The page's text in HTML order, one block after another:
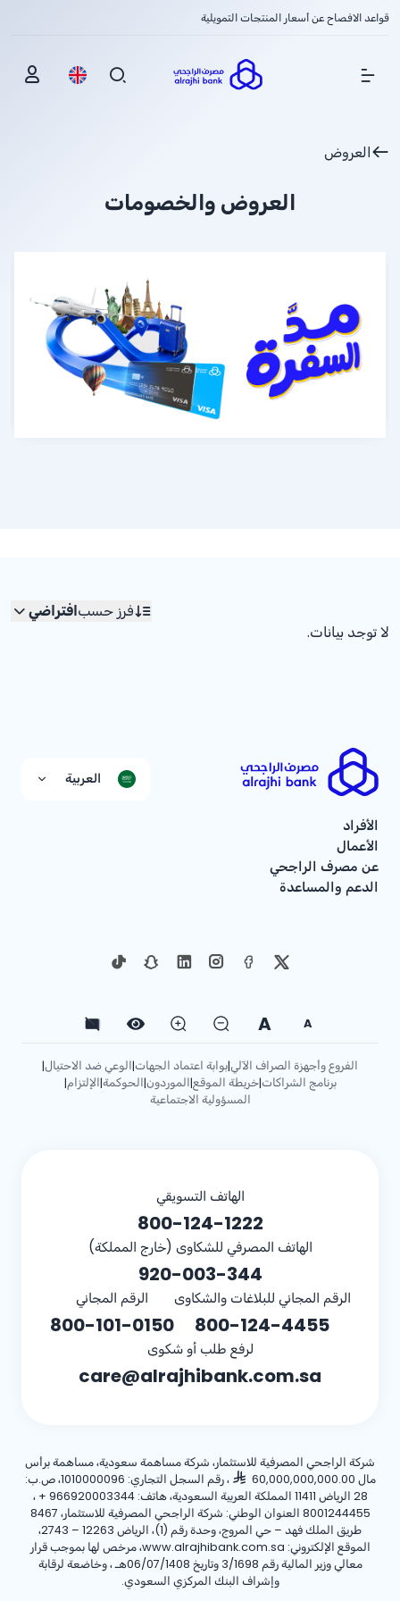
قواعد الافصاح عن أسعار المنتجات التمويلية
Show Menu
العروض
العروض والخصومات
فرز حسبافتراضي
لا توجد بيانات.
العربية
الأفراد
الأعمال
عن مصرف الراجحي
الدعم والمساعدة
A
A
الفروع وأجهزة الصراف الآلي|بوابة اعتماد الجهات|الوعي ضد الاحتيال|
برنامج الشراكات|خريطة الموقع|الموردون|الحوكمة|الإلتزام|
المسؤولية الاجتماعية
الهاتف التسويقي
800-124-1222
الهاتف المصرفي للشكاوى (خارج المملكة)
920-003-344
الرقم المجاني للبلاغات والشكاوى
800-124-4455
الرقم المجاني
800-101-0150
لرفع طلب أو شكوى
care@alrajhibank.com.sa
شركة الراجحي المصرفية للاستثمار، شركة مساهمة سعودية، مساهمة برأس
مال 60,000,000,000.00
، رقم السجل التجاري: 1010000096، ص.ب:
28 الرياض 11411 المملكة العربية السعودية، هاتف:
+ 966920003344 ،
8001244455 العنوان الوطني: شركة الراجحي المصرفية للاستثمار، 8467
طريق الملك فهد – حي المروج، وحدة رقم (1)، الرياض 12263 – 2743،
الموقع الإلكتروني: www.alrajhibank.com.sa، مرخص لها بموجب قرار
معالي وزير المالية رقم 3/1698 وتاريخ 06/07/1408هـ ، وخاضعة لرقابة
وإشراف البنك المركزي السعودي.